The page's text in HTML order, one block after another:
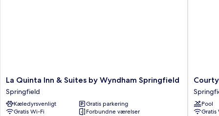
La
Quinta
Inn
&
Suites
La Quinta Inn & Suites by Wyndham Springfield
Springfield
Kæledyrsvenligt
Gratis parkering
Gratis Wi-Fi
Forbundne værelser
by
Marriott
Eugene
Pool
Gratis